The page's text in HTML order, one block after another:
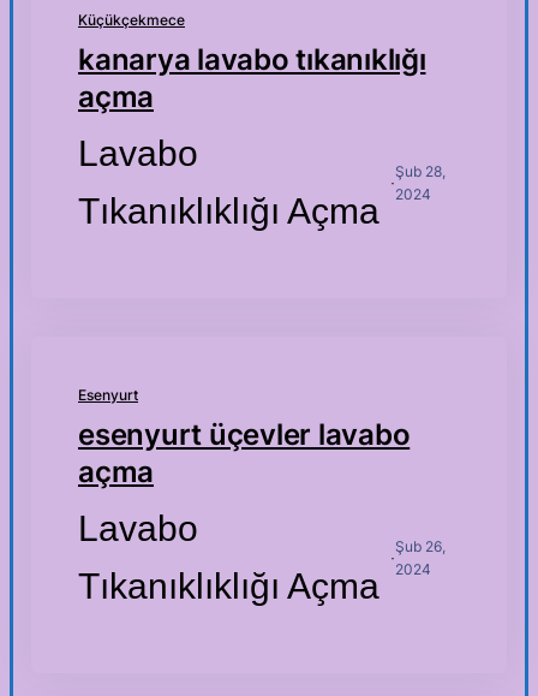
Küçükçekmece
kanarya lavabo tıkanıklığı
açma
Lavabo
Tıkanıklıklığı Açma
·
Şub 28,
2024
Esenyurt
esenyurt üçevler lavabo
açma
Lavabo
Tıkanıklıklığı Açma
·
Şub 26,
2024